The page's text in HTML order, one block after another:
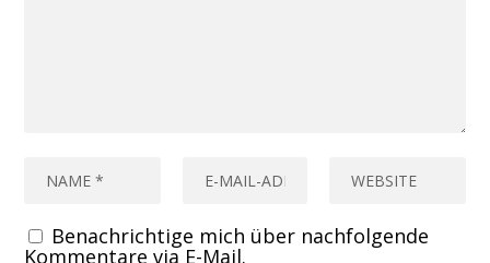
Benachrichtige mich über nachfolgende
Kommentare via E-Mail.